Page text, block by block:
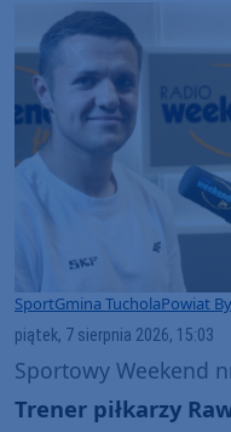
SportGmina TucholaPowiat
piątek, 7 sierpnia 2026, 15:03
Sportowy Weekend
Trener piłkarzy